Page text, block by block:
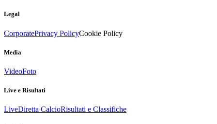
Legal
CorporatePrivacy PolicyCookie Policy
Media
VideoFoto
Live e Risultati
LiveDiretta CalcioRisultati e Classifiche